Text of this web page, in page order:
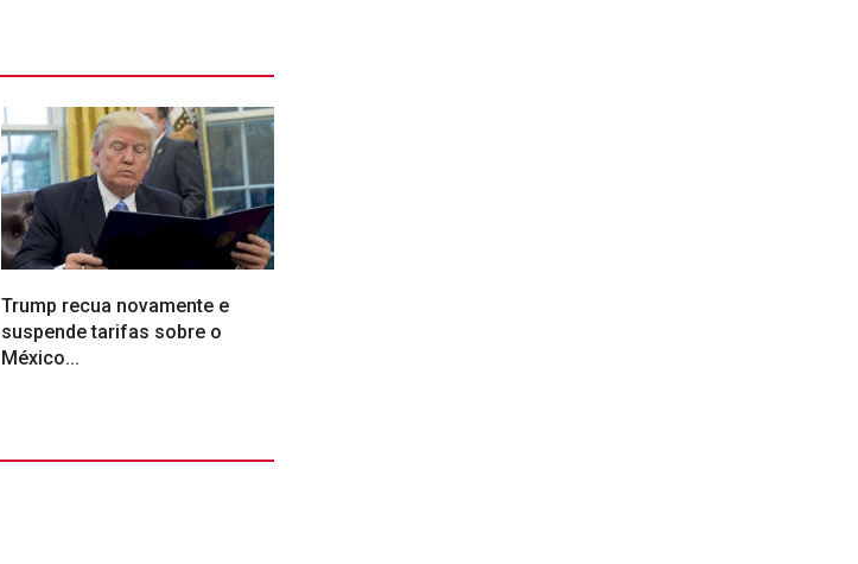
Trump recua novamente e
suspende tarifas sobre o
México...